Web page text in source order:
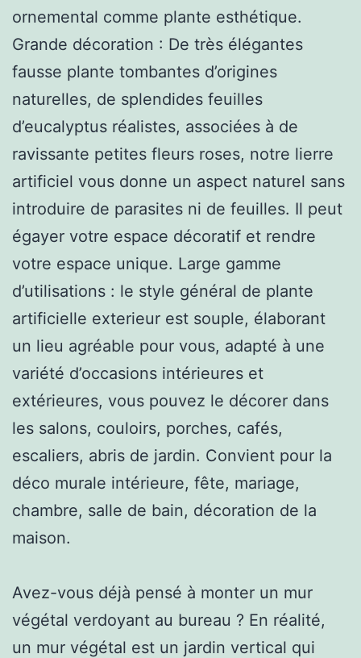
ornemental comme plante esthétique.
Grande décoration : De très élégantes
fausse plante tombantes d’origines
naturelles, de splendides feuilles
d’eucalyptus réalistes, associées à de
ravissante petites fleurs roses, notre lierre
artificiel vous donne un aspect naturel sans
introduire de parasites ni de feuilles. Il peut
égayer votre espace décoratif et rendre
votre espace unique. Large gamme
d’utilisations : le style général de plante
artificielle exterieur est souple, élaborant
un lieu agréable pour vous, adapté à une
variété d’occasions intérieures et
extérieures, vous pouvez le décorer dans
les salons, couloirs, porches, cafés,
escaliers, abris de jardin. Convient pour la
déco murale intérieure, fête, mariage,
chambre, salle de bain, décoration de la
maison.
Avez-vous déjà pensé à monter un mur
végétal verdoyant au bureau ? En réalité,
un mur végétal est un jardin vertical qui